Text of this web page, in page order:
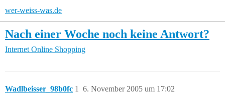
wer-weiss-was.de
Nach einer Woche noch keine Antwort?
Internet Online Shopping
Wadlbeisser_98b0fc 6. November 2005 um 17:02
1